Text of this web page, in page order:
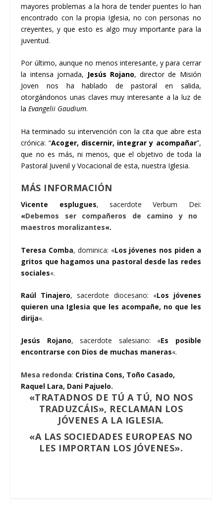
mayores problemas a la hora de tender puentes lo han
encontrado con la propia Iglesia, no con personas no
creyentes, y que esto es algo muy importante para la
juventud.
Por último, aunque no menos interesante, y para cerrar
la intensa jornada, Jesús Rojano, director de Misión
Joven nos ha hablado de pastoral en salida,
otorgándonos unas claves muy interesante a la luz de
laEvangelii Gaudium.
Ha terminado su intervención con la cita que abre esta
crónica: “Acoger, discernir, integrar y acompañar”,
que no es más, ni menos, que el objetivo de toda la
Pastoral Juvenil y Vocacional de esta, nuestra Iglesia.
MÁS INFORMACIÓN
Vicente esplugues, sacerdote Verbum Dei:
«Debemos ser compañeros de camino y no
maestros moralizantes«.
Teresa Comba, dominica: «Los jóvenes nos piden a
gritos que hagamos una pastoral desde las redes
sociales«.
Raúl Tinajero, sacerdote diocesano: «Los jóvenes
quieren una Iglesia que les acompañe, no que les
dirija«.
Jesús Rojano, sacerdote salesiano: «Es posible
encontrarse con Dios de muchas maneras«.
Mesa redonda: Cristina Cons, Toño Casado,
Raquel Lara, Dani Pajuelo.
«TRATADNOS DE TÚ A TÚ, NO NOS
TRADUZCÁIS», RECLAMAN LOS
JÓVENES A LA IGLESIA.
«A LAS SOCIEDADES EUROPEAS NO
LES IMPORTAN LOS JÓVENES».